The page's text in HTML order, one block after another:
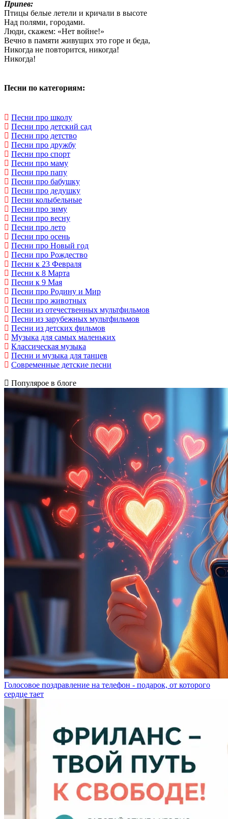
Припев:
Птицы белые летели и кричали в высоте
Над полями, городами.
Люди, скажем: «Нет войне!»
Вечно в памяти живущих это горе и беда,
Никогда не повторится, никогда!
Никогда!
Песни по категориям:
Песни про школу
Песни про детский сад
Песни про детство
Песни про дружбу
Песни про спорт
Песни про маму
Песни про папу
Песни про бабушку
Песни про дедушку
Песни колыбельные
Песни про зиму
Песни про весну
Песни про лето
Песни про осень
Песни про Новый год
Песни про Рождество
Песни к 23 Февраля
Песни к 8 Марта
Песни к 9 Мая
Песни про Родину и Мир
Песни про животных
Песни из отечественных мультфильмов
Песни из зарубежных мультфильмов
Песни из детских фильмов
Музыка для самых маленьких
Классическая музыка
Песни и музыка для танцев
Современные детские песни
Популярое в блоге
Голосовое поздравление на телефон - подарок, от которого
сердце тает